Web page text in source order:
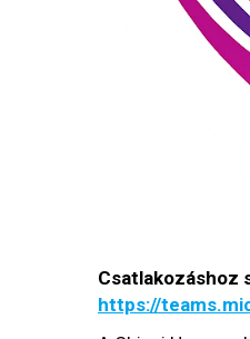
Csatlakozáshoz
https://